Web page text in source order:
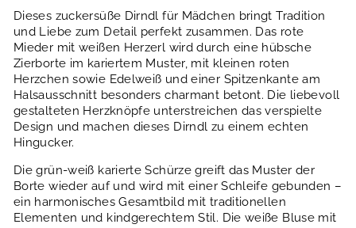
Dieses zuckersüße Dirndl für Mädchen bringt Tradition
und Liebe zum Detail perfekt zusammen. Das rote
Mieder mit weißen Herzerl wird durch eine hübsche
Zierborte im kariertem Muster, mit kleinen roten
Herzchen sowie Edelweiß und einer Spitzenkante am
Halsausschnitt besonders charmant betont. Die liebevoll
gestalteten Herzknöpfe unterstreichen das verspielte
Design und machen dieses Dirndl zu einem echten
Hingucker.
Die grün-weiß karierte Schürze greift das Muster der
Borte wieder auf und wird mit einer Schleife gebunden –
ein harmonisches Gesamtbild mit traditionellen
Elementen und kindgerechtem Stil. Die weiße Bluse mit